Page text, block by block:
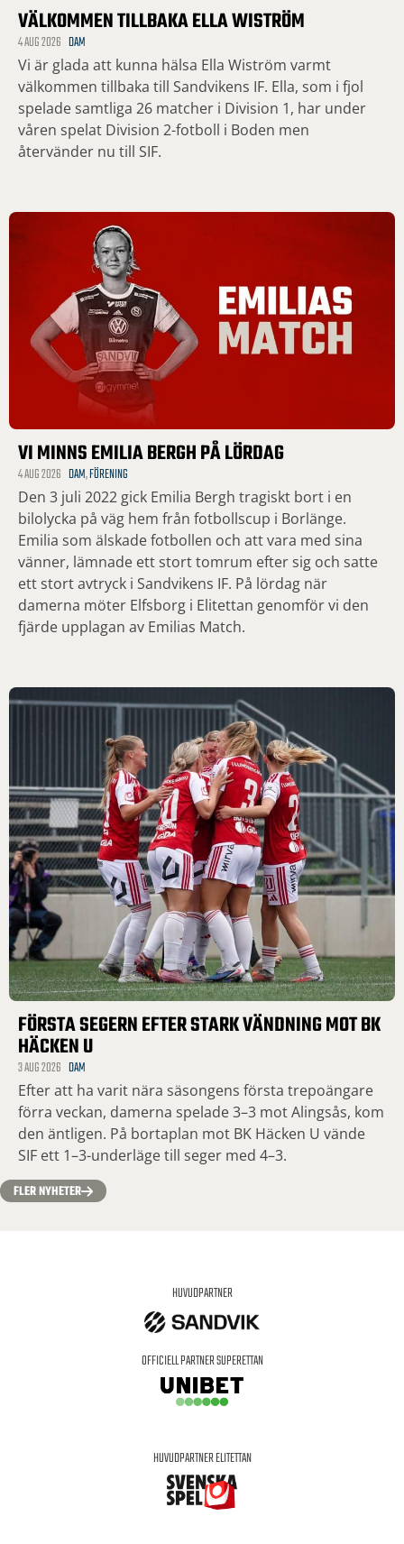
VÄLKOMMEN TILLBAKA ELLA WISTRÖM
4 AUG 2026 DAM
Vi är glada att kunna hälsa Ella Wiström varmt
välkommen tillbaka till Sandvikens IF. Ella, som i fjol
spelade samtliga 26 matcher i Division 1, har under
våren spelat Division 2-fotboll i Boden men
återvänder nu till SIF.
VI MINNS EMILIA BERGH PÅ LÖRDAG
4 AUG 2026 DAM,FÖRENING
Den 3 juli 2022 gick Emilia Bergh tragiskt bort i en
bilolycka på väg hem från fotbollscup i Borlänge.
Emilia som älskade fotbollen och att vara med sina
vänner, lämnade ett stort tomrum efter sig och satte
ett stort avtryck i Sandvikens IF. På lördag när
damerna möter Elfsborg i Elitettan genomför vi den
fjärde upplagan av Emilias Match.
FÖRSTA SEGERN EFTER STARK VÄNDNING MOT BK
HÄCKEN U
3 AUG 2026 DAM
Efter att ha varit nära säsongens första trepoängare
förra veckan, damerna spelade 3–3 mot Alingsås, kom
den äntligen. På bortaplan mot BK Häcken U vände
SIF ett 1–3-underläge till seger med 4–3.
FLER NYHETER
HUVUDPARTNER
OFFICIELL PARTNER SUPERETTAN
HUVUDPARTNER ELITETTAN